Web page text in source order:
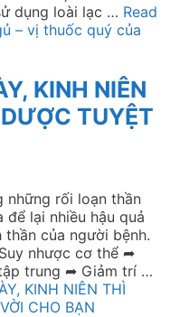
dụng loài lạc … Read
– vị thuốc quý của
KINH NIÊN
TUYỆT
những rối loạn thần
lại nhiều hậu quả
của người bệnh.
nhược cơ thể ➦
trung ➦ Giảm trí …
KINH NIÊN THÌ
CHO BẠN